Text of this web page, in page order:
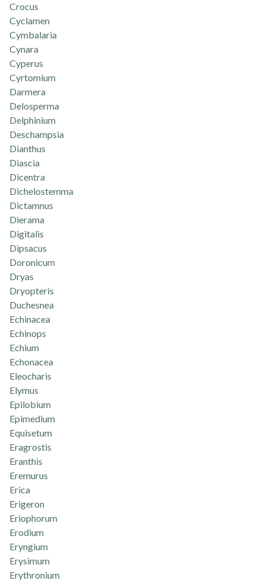
Crocus
Cyclamen
Cymbalaria
Cynara
Cyperus
Cyrtomium
Darmera
Delosperma
Delphinium
Deschampsia
Dianthus
Diascia
Dicentra
Dichelostemma
Dictamnus
Dierama
Digitalis
Dipsacus
Doronicum
Dryas
Dryopteris
Duchesnea
Echinacea
Echinops
Echium
Echonacea
Eleocharis
Elymus
Epilobium
Epimedium
Equisetum
Eragrostis
Eranthis
Eremurus
Erica
Erigeron
Eriophorum
Erodium
Eryngium
Erysimum
Erythronium